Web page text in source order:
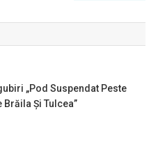
„Pod Suspendat Peste
Și Tulcea”